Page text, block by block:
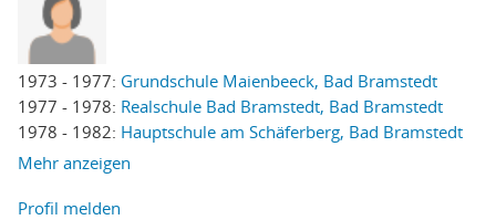
1973 - 1977: Grundschule Maienbeeck, Bad Bramstedt
1977 - 1978: Realschule Bad Bramstedt, Bad Bramstedt
1978 - 1982: Hauptschule am Schäferberg, Bad Bramstedt
Mehr anzeigen
Profil melden